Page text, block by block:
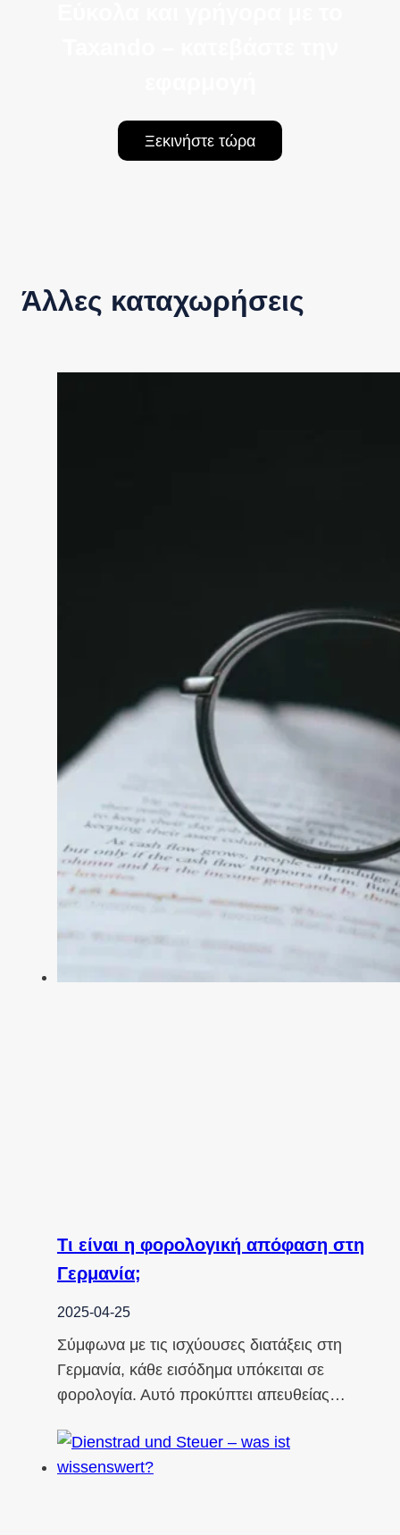
Ξεκινήστε τώρα
Άλλες καταχωρήσεις
Τι είναι η φορολογική απόφαση στη
Γερμανία;
2025-04-25
Σύμφωνα με τις ισχύουσες διατάξεις στη
Γερμανία, κάθε εισόδημα υπόκειται σε
φορολογία. Αυτό προκύπτει απευθείας…